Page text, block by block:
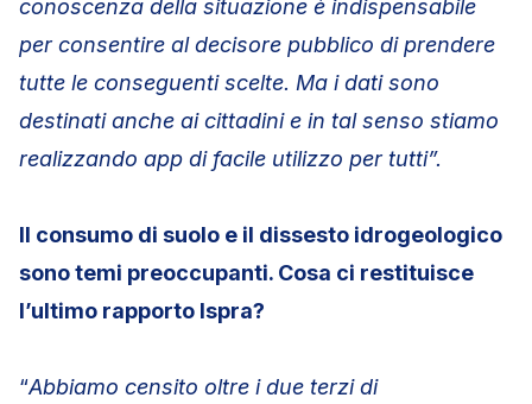
conoscenza della situazione è indispensabile
per consentire al decisore pubblico di prendere
tutte le conseguenti scelte. Ma i dati sono
destinati anche ai cittadini e in tal senso stiamo
realizzando app di facile utilizzo per tutti”.
Il consumo di suolo e il dissesto idrogeologico
sono temi preoccupanti. Cosa ci restituisce
l’ultimo rapporto Ispra?
“Abbiamo censito oltre i due terzi di